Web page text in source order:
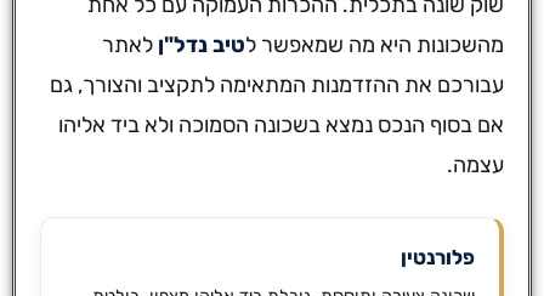
מהשכונות היא מה שמאפשר לטיב נדל"ןלאתר
עבורכם את ההזדמנות המתאימה לתקציב והצורך, גם
אם בסוף הנכס נמצא בשכונה הסמוכה ולא ביד אליהו
עצמה.
פלורנטין